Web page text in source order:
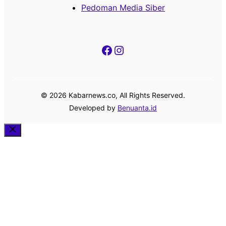
Pedoman Media Siber
Facebook
Instagram
© 2026 Kabarnews.co, All Rights Reserved.
Developed by Benuanta.id
Close